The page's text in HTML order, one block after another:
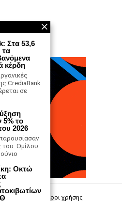
Απορρήτου Όροι χρήσης
Στα 53,6
τα
κέρδη
CrediaBank
σε
το
2026
του Ομίλου
Οκτώ